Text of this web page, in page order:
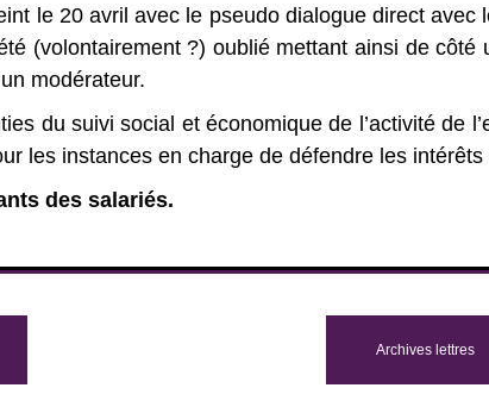
le 20 avril avec le pseudo dialogue direct avec
(volontairement ?) oublié mettant ainsi de côté
modérateur.
du suivi social et économique de l’activité de
les instances en charge de défendre les
des salariés.
Archives lettres